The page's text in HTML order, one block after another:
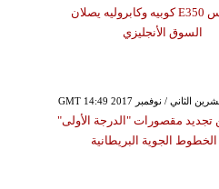
مرسيدس E350 كوبيه وكابروليه يصلان
السوق الأنجليزي
تجديد مقصورات "الدرجة الأولى"
الجوية البريطانية